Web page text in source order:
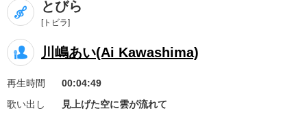
ユーザー検索
キャンペーン
お知らせ よくあるご質問
とびら
[トビラ]
川嶋あい(Ai Kawashima)
再生時間
00:04:49
歌い出し
見上げた空に雲が流れて